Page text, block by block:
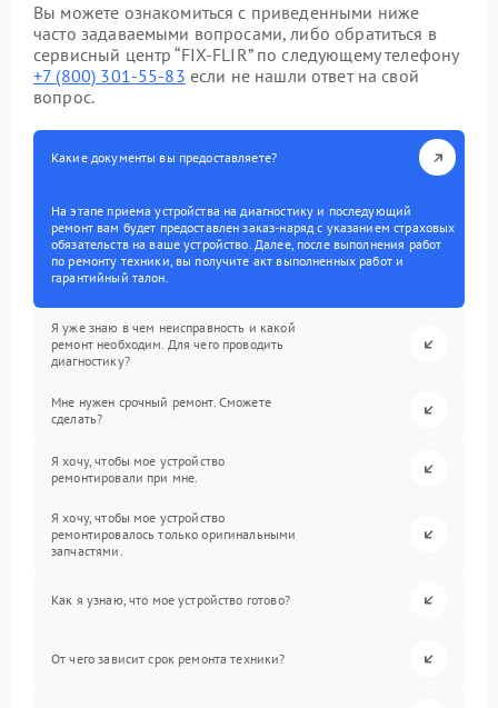
Вы можете ознакомиться с приведенными ниже
часто задаваемыми вопросами, либо обратиться в
сервисный центр “FIX-FLIR” по следующему телефону
+7 (800) 301-55-83 если не нашли ответ на свой
вопрос.
Какие документы вы предоставляете?
На этапе приема устройства на диагностику и последующий
ремонт вам будет предоставлен заказ-наряд с указанием страховых
обязательств на ваше устройство. Далее, после выполнения работ
по ремонту техники, вы получите акт выполненных работ и
гарантийный талон.
Я уже знаю в чем неисправность и какой
ремонт необходим. Для чего проводить
диагностику?
Мне нужен срочный ремонт. Сможете
сделать?
Я хочу, чтобы мое устройство
ремонтировали при мне.
Я хочу, чтобы мое устройство
ремонтировалось только оригинальными
запчастями.
Как я узнаю, что мое устройство готово?
От чего зависит срок ремонта техники?